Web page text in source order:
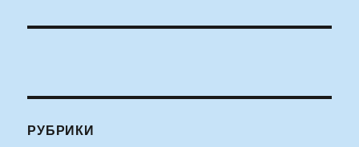
РУБРИКИ